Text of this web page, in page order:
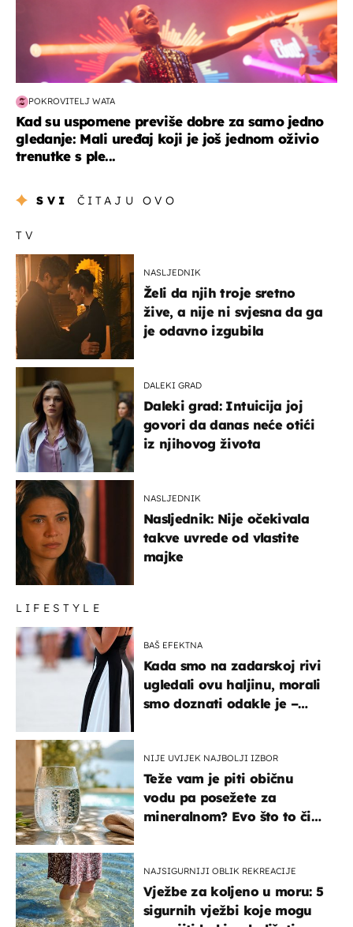
POKROVITELJ WATA
Kad su uspomene previše dobre za samo jedno
gledanje: Mali uređaj koji je još jednom oživio
trenutke s ple...
SVI ČITAJU OVO
TV
NASLJEDNIK
Želi da njih troje sretno
žive, a nije ni svjesna da ga
je odavno izgubila
DALEKI GRAD
Daleki grad: Intuicija joj
govori da danas neće otići
iz njihovog života
NASLJEDNIK
Nasljednik: Nije očekivala
takve uvrede od vlastite
majke
LIFESTYLE
BAŠ EFEKTNA
Kada smo na zadarskoj rivi
ugledali ovu haljinu, morali
smo doznati odakle je –
NIJE UVIJEK NAJBOLJI IZBOR
Teže vam je piti običnu
vodu pa posežete za
mineralnom? Evo što to čini
NAJSIGURNIJI OBLIK REKREACIJE
Vježbe za koljeno u moru: 5
sigurnih vježbi koje mogu